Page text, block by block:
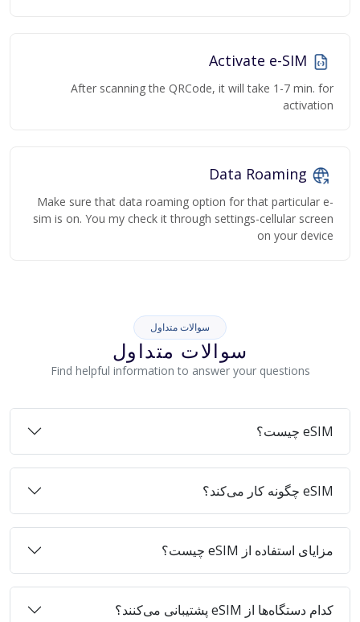
After scanning the QRCode, it will take 1-7 min. for
activation
Make sure that data roaming option for that particular e-
sim is on. You my check it through settings-cellular screen
on your device
سوالات متداول
سوالات متداول
Find helpful information to answer your questions
eSIM چیست؟
eSIM چگونه کار می‌کند؟
مزایای استفاده از eSIM چیست؟
کدام دستگاه‌ها از eSIM پشتیبانی می‌کنند؟